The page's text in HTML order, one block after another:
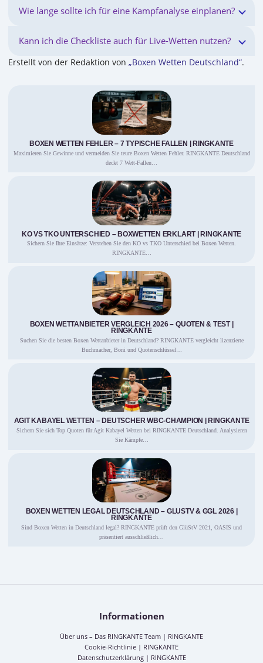
Wie lange sollte ich für eine Kampfanalyse einplanen?
Kann ich die Checkliste auch für Live-Wetten nutzen?
Erstellt von der Redaktion von „Boxen Wetten Deutschland“.
BOXEN WETTEN FEHLER – 7 TYPISCHE FALLEN | RINGKANTE
Maximieren Sie Gewinne und vermeiden Sie teure Boxen Wetten Fehler. RINGKANTE Deutschland
deckt 7 Wett-Fallen…
KO VS TKO UNTERSCHIED – BOXWETTEN ERKLÄRT | RINGKANTE
Sichern Sie Ihre Einsätze: Verstehen Sie den KO vs TKO Unterschied bei Boxen Wetten.
RINGKANTE…
BOXEN WETTANBIETER VERGLEICH 2026 – QUOTEN & TEST |
RINGKANTE
Suchen Sie die besten Boxen Wettanbieter in Deutschland? RINGKANTE vergleicht lizenzierte
Buchmacher, Boni und Quotenschlüssel…
AGIT KABAYEL WETTEN – DEUTSCHER WBC-CHAMPION | RINGKANTE
Sichern Sie sich Top Quoten für Agit Kabayel Wetten bei RINGKANTE Deutschland. Analysieren
Sie Kämpfe…
BOXEN WETTEN LEGAL DEUTSCHLAND – GLÜSTV & GGL 2026 |
RINGKANTE
Sind Boxen Wetten in Deutschland legal? RINGKANTE prüft den GlüStV 2021, OASIS und
präsentiert ausschließlich…
Informationen
Über uns – Das RINGKANTE Team | RINGKANTE
Cookie-Richtlinie | RINGKANTE
Datenschutzerklärung | RINGKANTE